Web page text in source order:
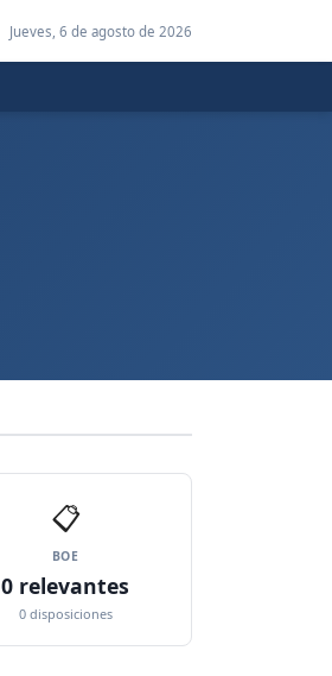
Jueves, 6 de agosto de 2026
📋
BOE
0 relevantes
0 disposiciones